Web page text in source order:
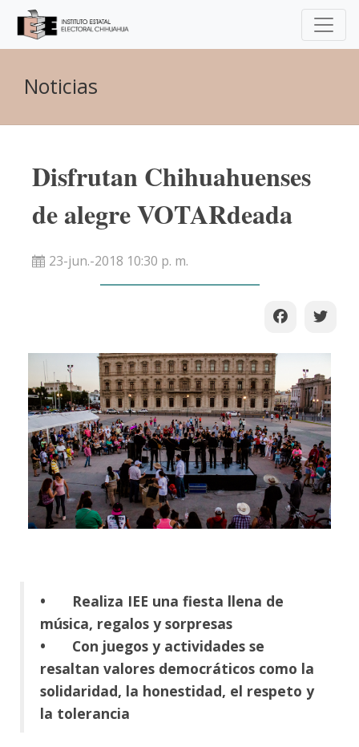
Noticias
Disfrutan Chihuahuenses
de alegre VOTARdeada
23-jun.-2018 10:30 p. m.
•
Realiza IEE una fiesta llena de
música, regalos y sorpresas
•
Con juegos y actividades se
resaltan valores democráticos como la
solidaridad, la honestidad, el respeto y
la tolerancia